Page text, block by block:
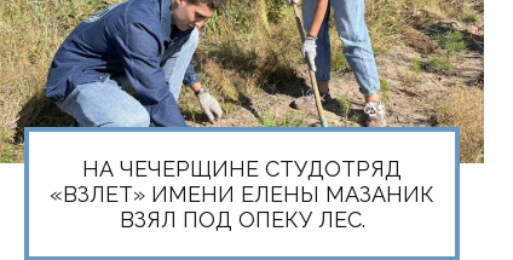
НА ЧЕЧЕРЩИНЕ СТУДОТРЯД
«ВЗЛЕТ» ИМЕНИ ЕЛЕНЫ МАЗАНИК
ВЗЯЛ ПОД ОПЕКУ ЛЕС.